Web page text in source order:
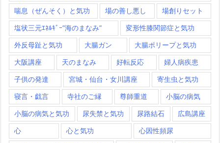
喘息（ぜんそく）と気功 場の善し悪し 場創りセット
塩状三元ｴﾈﾙｷﾞｰ”海のまなみ” 変形性膝関節症と気功
外反母趾と気功 大腸ガン 大腸ポリープと気功
大阪講座 天のまなみ 好転反応 婦人病疾患
子供の発達 宮城・仙台・女川講座 寄生虫と気功
寝言・戯言 寺社のご縁 尊師重道 小脳の病気
小脳の病気と気功 尿失禁と気功 尿路結石 広島講座
心 心と気功 心因性頻尿